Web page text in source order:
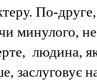
По-
минулого,
людина,
заслуговує